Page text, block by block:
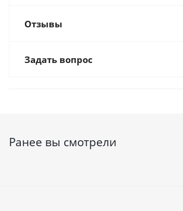
Отзывы
Задать вопрос
Ранее вы смотрели